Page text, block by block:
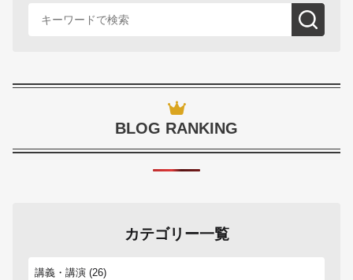
BLOG RANKING
カテゴリー一覧
講義・講演 (26)